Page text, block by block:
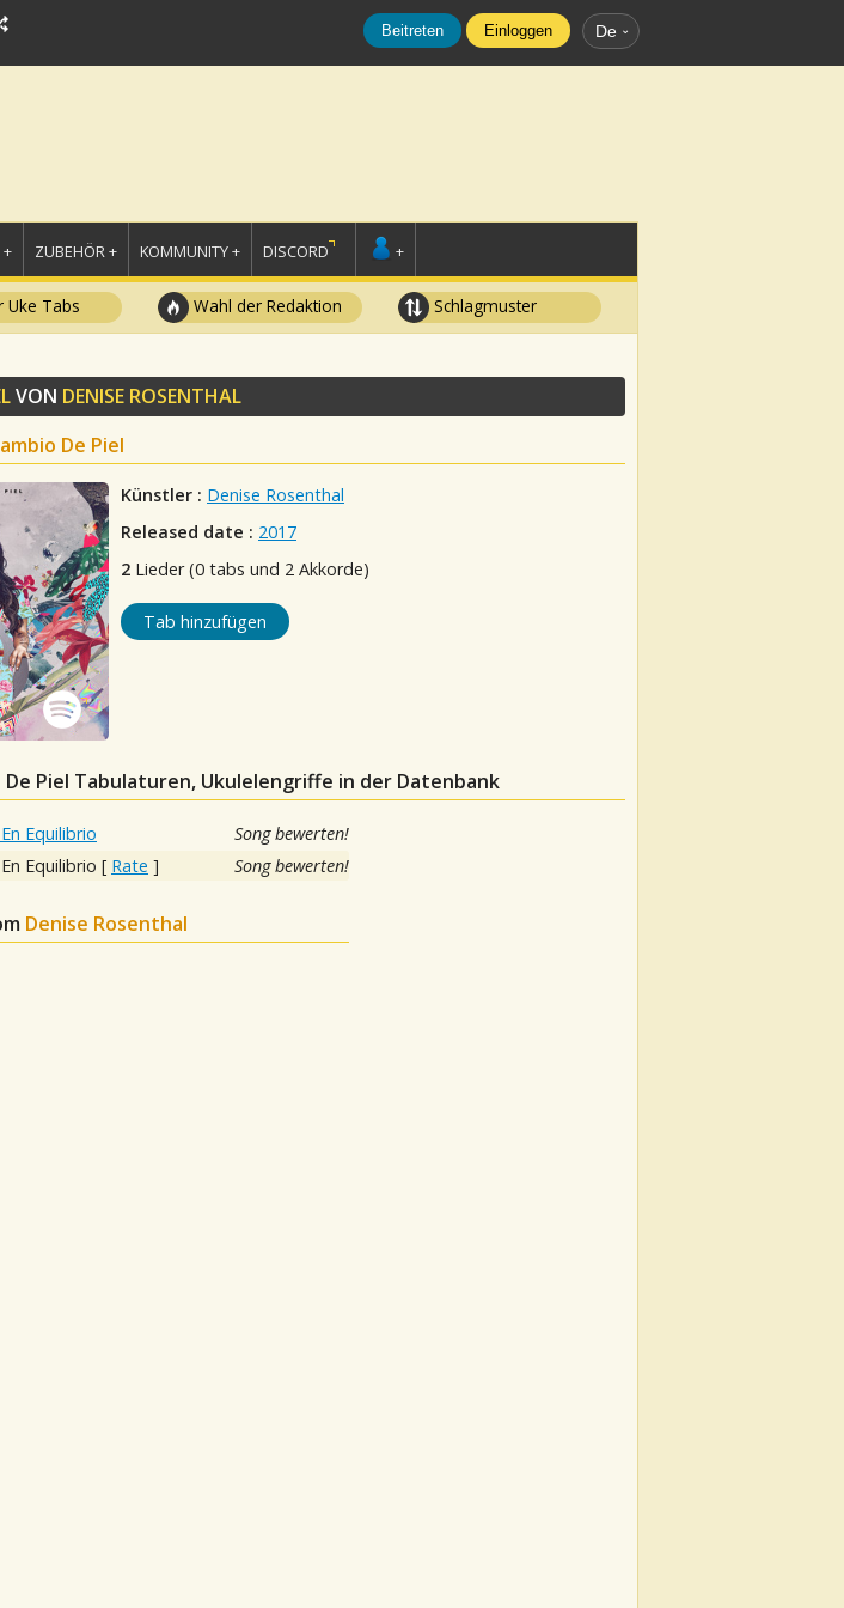
Beitreten Einloggen De
+ ZUBEHÖR + KOMMUNITY + DISCORD +
Tabs Wahl der Redaktion Schlagmuster
VON DENISE ROSENTHAL
De Piel
Künstler : Denise Rosenthal
Released date : 2017
2 Lieder (0 tabs und 2 Akkorde)
Tab hinzufügen
De Piel Tabulaturen, Ukulelengriffe in der Datenbank
Equilibrio Song bewerten!
Equilibrio [ Rate ] Song bewerten!
Denise Rosenthal